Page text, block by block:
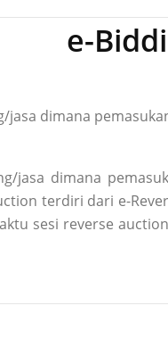
e-
dimana
jasa dimana
terdiri dari e-
sesi reverse